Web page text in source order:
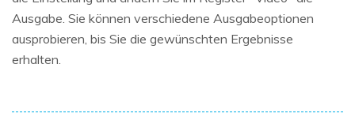
Ausgabe. Sie können verschiedene Ausgabeoptionen
ausprobieren, bis Sie die gewünschten Ergebnisse
erhalten.